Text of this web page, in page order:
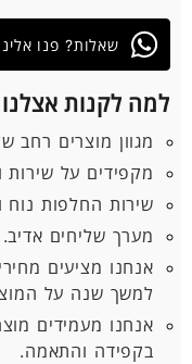
למה לקנות
מגוון מוצרים רחב
מקפידים על שירות
שירות החלפות נוח
מערך שליחים אדיב.
אנחנו מציעים
למשך שנה על
אנחנו מעמידים
בקפידה והתאמה.
שאלות? פנו